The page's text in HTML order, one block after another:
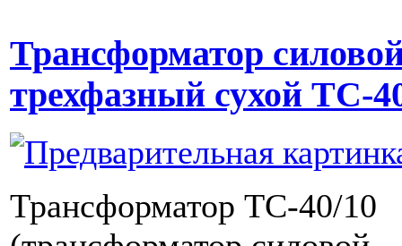
Трансформатор
трехфазный сухой ТС-
Трансформатор ТС-40/10